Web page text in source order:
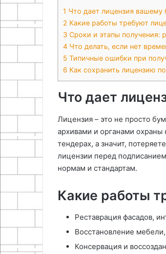
1 Что дает лицензия вашему
2 Какие работы требуют
3 Сроки и этапы получения:
4 Что делать, если нет
5 Типичные ошибки при
6 Как сохранить лицензию
Что дает
Лицензия – это не просто
архивами и органами охраны
тендерах, а значит,
лицензии перед
нормам и стандартам.
Какие работы
Реставрация фасадов,
Восстановление
Консервация и